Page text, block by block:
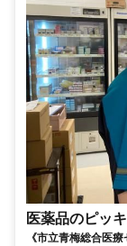
医薬品のピッ
《市立青梅総合医